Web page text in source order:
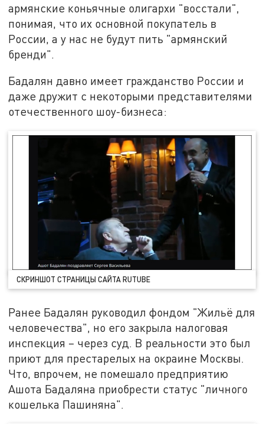
армянские коньячные олигархи "восстали",
понимая, что их основной покупатель в
России, а у нас не будут пить "армянский
бренди".
Бадалян давно имеет гражданство России и
даже дружит с некоторыми представителями
отечественного шоу-бизнеса:
СКРИНШОТ СТРАНИЦЫ САЙТА RUTUBE
Ранее Бадалян руководил фондом "Жильё для
человечества", но его закрыла налоговая
инспекция – через суд. В реальности это был
приют для престарелых на окраине Москвы.
Что, впрочем, не помешало предприятию
Ашота Бадаляна приобрести статус "личного
кошелька Пашиняна".